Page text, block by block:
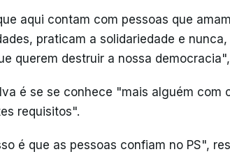
aqui contam com pessoas que
praticam a solidariedade e
querem destruir a nossa
é se se conhece "mais alguém com
requisitos".
é que as pessoas confiam no PS",